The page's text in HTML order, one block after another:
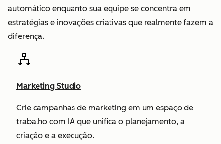
automático enquanto sua equipe se concentra em
estratégias e inovações criativas que realmente fazem a
diferença.
Marketing Studio
Crie campanhas de marketing em um espaço de
trabalho com IA que unifica o planejamento, a
criação e a execução.